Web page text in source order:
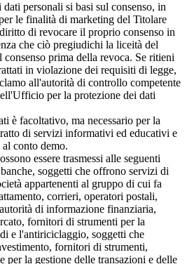
personali si basi sul consenso, in
le finalità di marketing del Titolare
di revocare il proprio consenso in
che ciò pregiudichi la liceità del
consenso prima della revoca. Se ritieni
in violazione dei requisiti di legge,
all'autorità di controllo competente
per la protezione dei dati
è facoltativo, ma necessario per la
di servizi informativi ed educativi e
conto demo.
essere trasmessi alle seguenti
soggetti che offrono servizi di
appartenenti al gruppo di cui fa
corrieri, operatori postali,
di informazione finanziaria,
fornitori di strumenti per la
e l'antiriciclaggio, soggetti che
fornitori di strumenti,
per la gestione delle transazioni e delle